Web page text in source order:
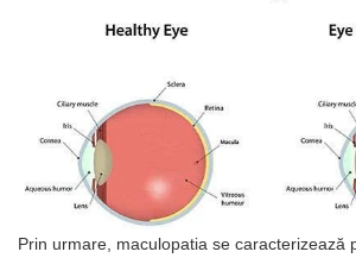
Prin urmare, maculopatia se caracterizează